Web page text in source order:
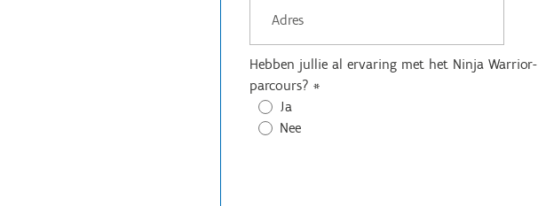
Hebben jullie al ervaring met het Ninja Warrior-
parcours? *
Ja
Nee